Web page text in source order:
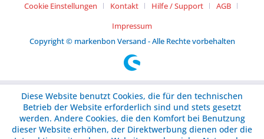
Cookie Einstellungen Kontakt Hilfe / Support
AGB
Impressum
Copyright © markenbon Versand - Alle Rechte vorbehalten
Diese Website benutzt Cookies, die für den technischen
Betrieb der Website erforderlich sind und stets gesetzt
werden. Andere Cookies, die den Komfort bei Benutzung
dieser Website erhöhen, der Direktwerbung dienen oder die